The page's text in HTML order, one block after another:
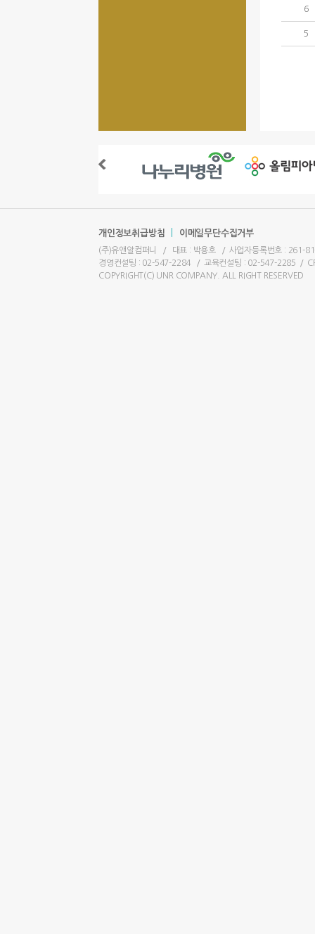
6
5
개인정보취급방침 이메일무단수집거부
(주)유앤알컴퍼니 / 대표 : 박용호 / 사업자등록번호 : 261-
경영컨설팅 : 02-547-2284
/ 교육컨설팅 : 02-547-2285 /
COPYRIGHT(C) UNR COMPANY. ALL RIGHT RESERVED